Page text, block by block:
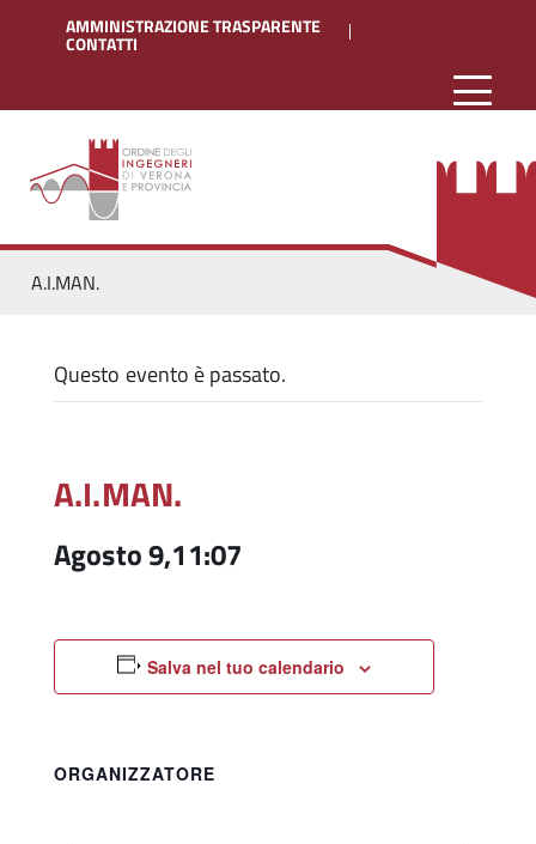
AMMINISTRAZIONE TRASPARENTE
CONTATTI
A.I.MAN.
Questo evento è passato.
A.I.MAN.
Agosto 9,11:07
Salva nel tuo calendario
ORGANIZZATORE